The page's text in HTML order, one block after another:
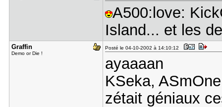
A500:love:
Island... et les
Graffin
Demo or Die !
Posté le 04-10-2002 à 14:10:12
ayaaaan
KSeka,
zétait géniaux